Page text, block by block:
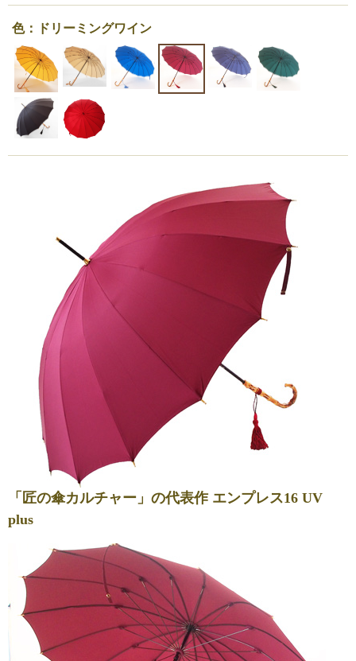
色：ドリーミングワイン
「匠の傘カルチャー」の代表作 エンプレス16 UV
plus